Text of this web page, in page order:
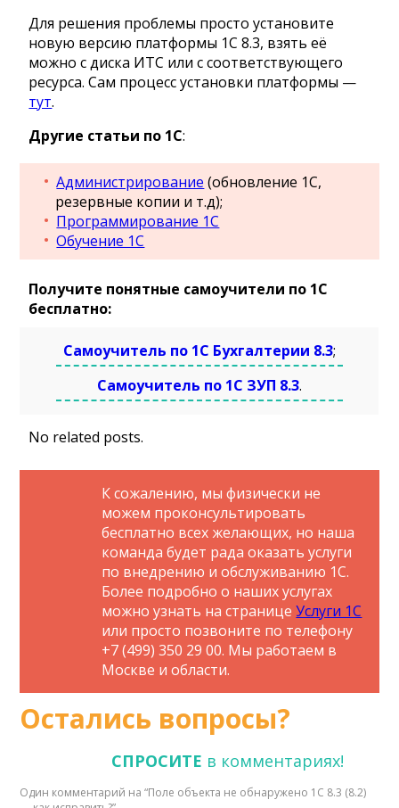
Для решения проблемы просто установите
новую версию платформы 1С 8.3, взять её
можно с диска ИТС или с соответствующего
ресурса. Сам процесс установки платформы —
тут.
Другие статьи по 1С:
Администрирование (обновление 1С,
резервные копии и т.д);
Программирование 1С
Обучение 1С
Получите понятные самоучители по 1С
бесплатно:
Самоучитель по 1С Бухгалтерии 8.3;
Самоучитель по 1С ЗУП 8.3.
No related posts.
К сожалению, мы физически не
можем проконсультировать
бесплатно всех желающих, но наша
команда будет рада оказать услуги
по внедрению и обслуживанию 1С.
Более подробно о наших услугах
можно узнать на страницеУслуги 1С
или просто позвоните по телефону
+7 (499) 350 29 00. Мы работаем в
Москве и области.
Остались вопросы?
СПРОСИТЕ в комментариях!
Один комментарий на “Поле объекта не обнаружено 1С 8.3 (8.2)